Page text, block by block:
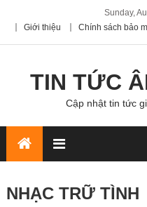
Sunday,
Giới thiệu
Chính sách bảo
TIN TỨC
Cập nhật tin tức
NHẠC TRỮ TÌNH